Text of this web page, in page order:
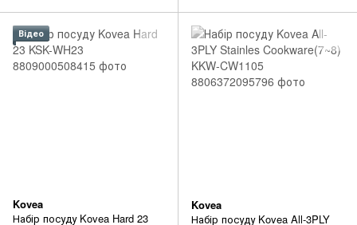
Відео
Kovea
Набір посуду Kovea Hard 23
Kovea
Набір посуду Kovea All-3PLY